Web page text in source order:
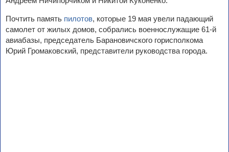
Почтить память пилотов, которые 19 мая увели падающий
самолет от жилых домов, собрались военнослужащие 61-й
авиабазы, председатель Барановичского горисполкома
Юрий Громаковский, представители руководства города.